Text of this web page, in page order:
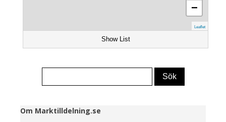
−
Leaflet
Show List
Om Marktilldelning.se